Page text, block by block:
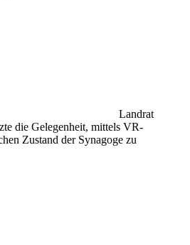
Landrat
die Gelegenheit, mittels VR-
Zustand der Synagoge zu